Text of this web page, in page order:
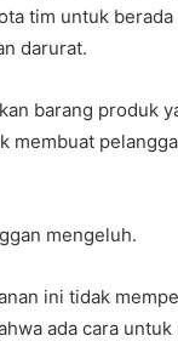
tim untuk
darurat.
barang produk
membuat
mengeluh.
ini tidak
ada cara